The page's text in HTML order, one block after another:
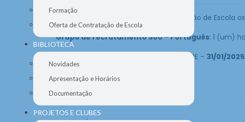
Formação
Oferta de Contratação de Escola
BIBLIOTECA
Novidades
Apresentação e Horários
Documentação
PROJETOS E CLUBES
Encontram-se em Oferta de Contratação de Escola
Grupo de recrutamento 300 – Português: 1 (um)
Nota: Data final de candidatura no SIGHRE – 31/01/2025